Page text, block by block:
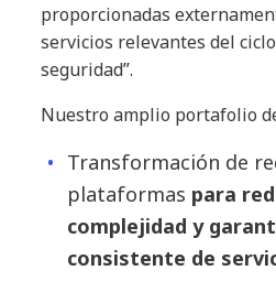
proporcionadas
servicios relevantes del
seguridad”.
Nuestro amplio portafolio
Transformación de
plataformas para
complejidad y
consistente de